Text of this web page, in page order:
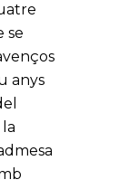
se
anys